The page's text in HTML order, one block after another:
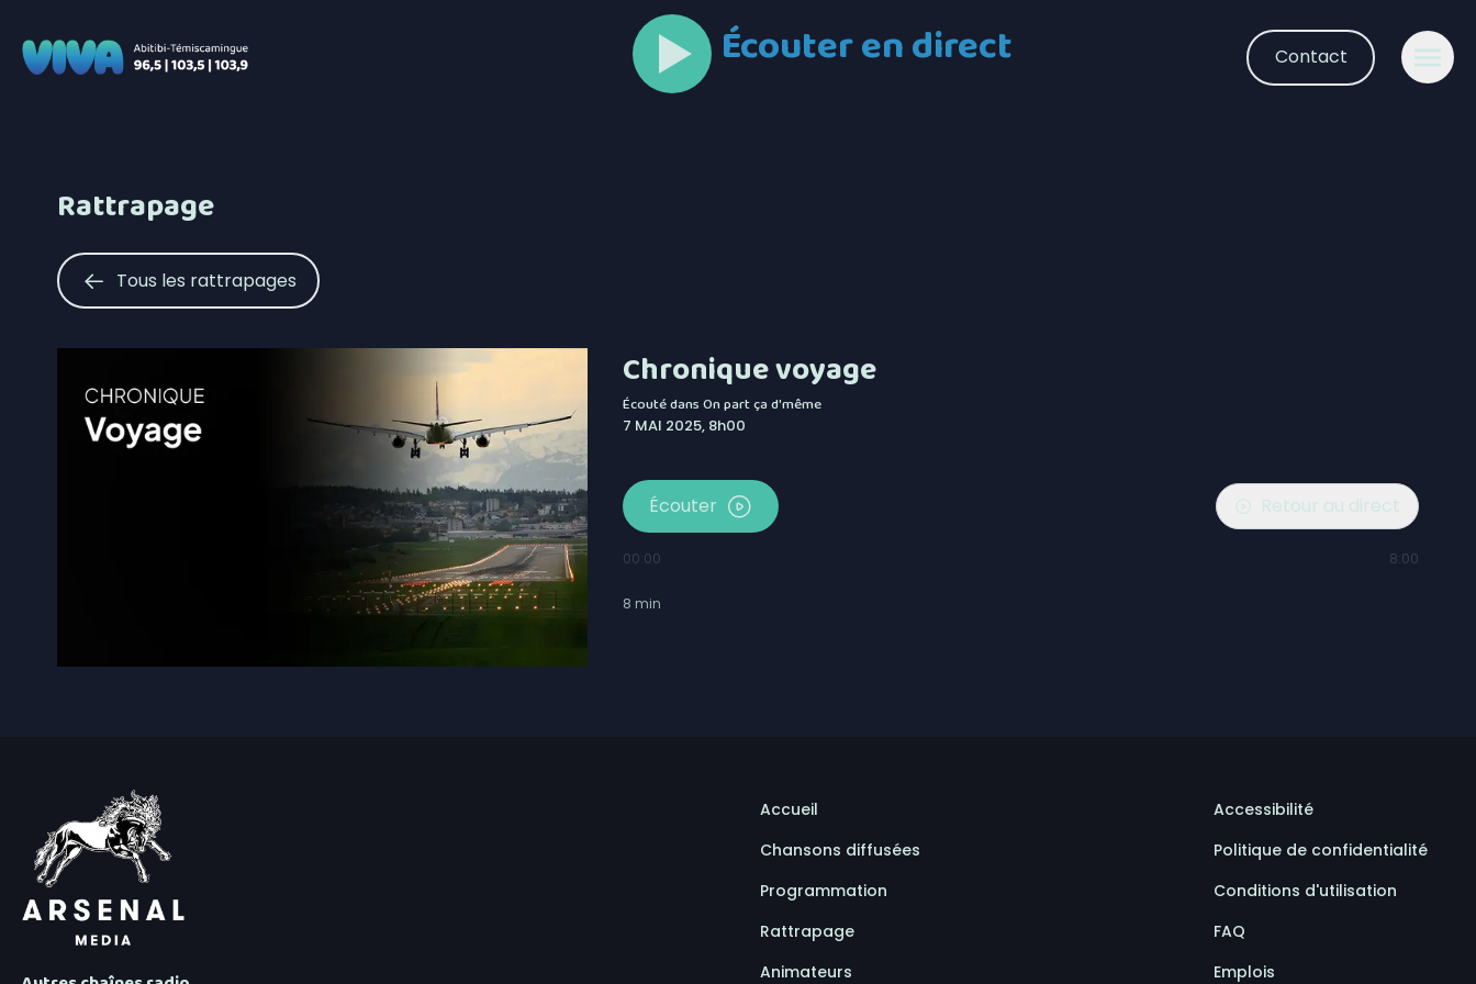
Écouter en direct Contact
Rattrapage
Tous les rattrapages
Chronique voyage
Écouté dansOn part ça d'même
7 MAI 2025, 8h00
Écouter Retour au direct
00:00 8:00
8 min
Accueil
Chansons diffusées
Programmation
Rattrapage
Animateurs
Accessibilité
Politique de confidentialité
Conditions d'utilisation
FAQ
Emplois